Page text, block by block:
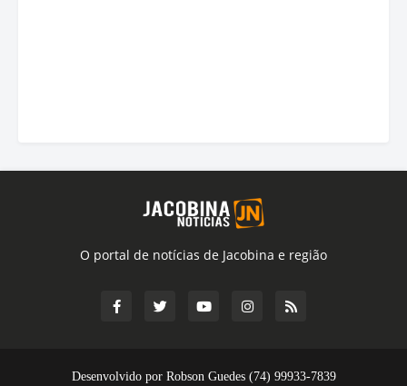
O portal de notícias de Jacobina e região
Desenvolvido por Robson Guedes (74) 99933-7839